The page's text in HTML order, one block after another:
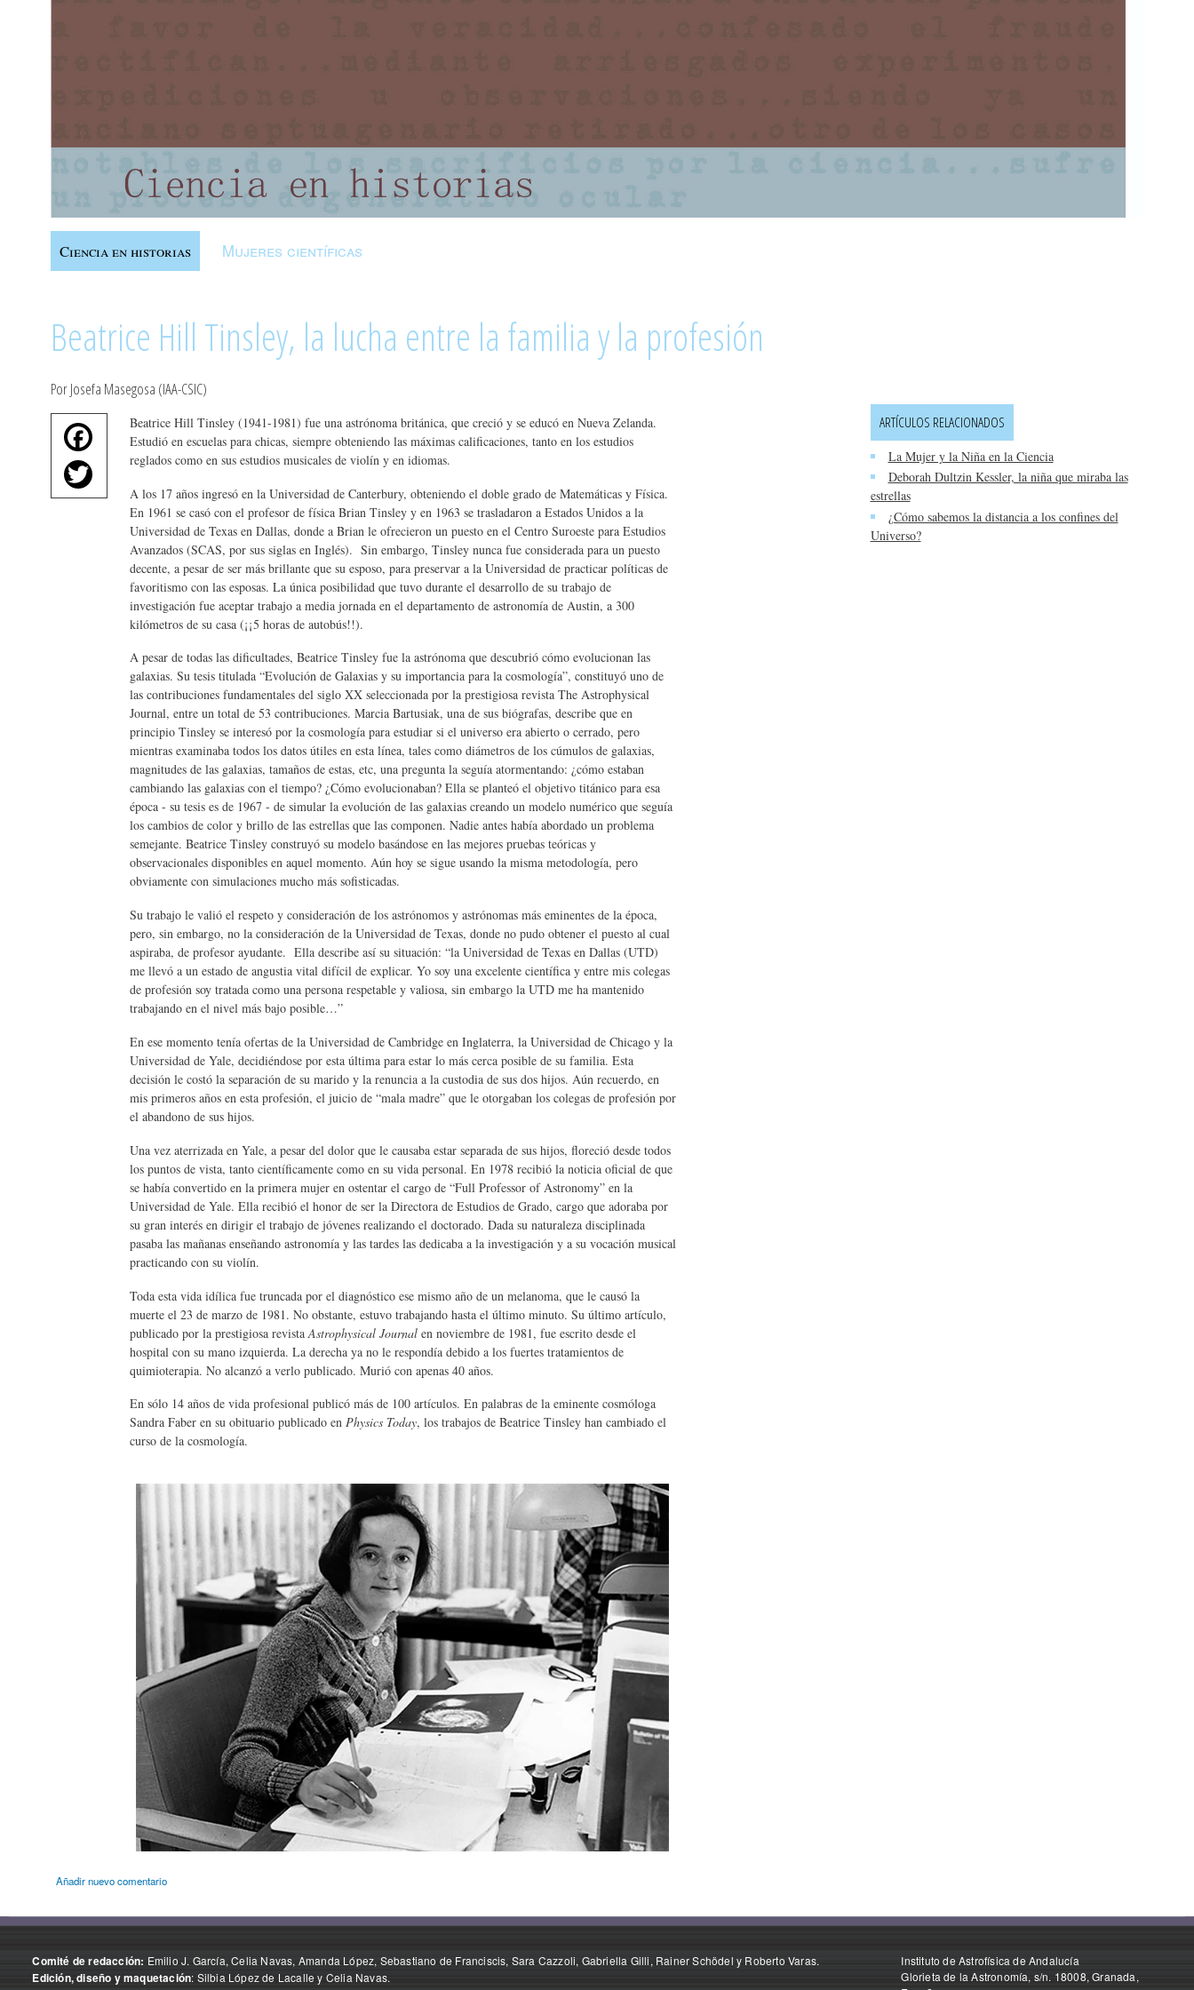
Ciencia en historias Mujeres científicas
Beatrice Hill Tinsley, la lucha entre la familia y la profesión
Por Josefa Masegosa (IAA-CSIC)
bo
wi
Beatrice Hill Tinsley (1941-1981) fue una astrónoma británica, que creció y se educó en Nueva Zelanda.
Estudió en escuelas para chicas, siempre obteniendo las máximas calificaciones, tanto en los estudios
reglados como en sus estudios musicales de violín y en idiomas.
A los 17 años ingresó en la Universidad de Canterbury, obteniendo el doble grado de Matemáticas y Física.
En 1961 se casó con el profesor de física Brian Tinsley y en 1963 se trasladaron a Estados Unidos a la
Universidad de Texas en Dallas, donde a Brian le ofrecieron un puesto en el Centro Suroeste para Estudios
Avanzados (SCAS, por sus siglas en Inglés). Sin embargo, Tinsley nunca fue considerada para un puesto
decente, a pesar de ser más brillante que su esposo, para preservar a la Universidad de practicar políticas de
favoritismo con las esposas. La única posibilidad que tuvo durante el desarrollo de su trabajo de
investigación fue aceptar trabajo a media jornada en el departamento de astronomía de Austin, a 300
kilómetros de su casa (¡¡5 horas de autobús!!).
A pesar de todas las dificultades, Beatrice Tinsley fue la astrónoma que descubrió cómo evolucionan las
galaxias. Su tesis titulada “Evolución de Galaxias y su importancia para la cosmología”, constituyó uno de
las contribuciones fundamentales del siglo XX seleccionada por la prestigiosa revista The Astrophysical
Journal, entre un total de 53 contribuciones. Marcia Bartusiak, una de sus biógrafas, describe que en
principio Tinsley se interesó por la cosmología para estudiar si el universo era abierto o cerrado, pero
mientras examinaba todos los datos útiles en esta línea, tales como diámetros de los cúmulos de galaxias,
magnitudes de las galaxias, tamaños de estas, etc, una pregunta la seguía atormentando: ¿cómo estaban
cambiando las galaxias con el tiempo? ¿Cómo evolucionaban? Ella se planteó el objetivo titánico para esa
época - su tesis es de 1967 - de simular la evolución de las galaxias creando un modelo numérico que seguía
los cambios de color y brillo de las estrellas que las componen. Nadie antes había abordado un problema
semejante. Beatrice Tinsley construyó su modelo basándose en las mejores pruebas teóricas y
observacionales disponibles en aquel momento. Aún hoy se sigue usando la misma metodología, pero
obviamente con simulaciones mucho más sofisticadas.
Su trabajo le valió el respeto y consideración de los astrónomos y astrónomas más eminentes de la época,
pero, sin embargo, no la consideración de la Universidad de Texas, donde no pudo obtener el puesto al cual
aspiraba, de profesor ayudante. Ella describe así su situación: “la Universidad de Texas en Dallas (UTD)
me llevó a un estado de angustia vital difícil de explicar. Yo soy una excelente científica y entre mis colegas
de profesión soy tratada como una persona respetable y valiosa, sin embargo la UTD me ha mantenido
trabajando en el nivel más bajo posible…”
En ese momento tenía ofertas de la Universidad de Cambridge en Inglaterra, la Universidad de Chicago y la
Universidad de Yale, decidiéndose por esta última para estar lo más cerca posible de su familia. Esta
decisión le costó la separación de su marido y la renuncia a la custodia de sus dos hijos. Aún recuerdo, en
mis primeros años en esta profesión, el juicio de “mala madre” que le otorgaban los colegas de profesión por
el abandono de sus hijos.
Una vez aterrizada en Yale, a pesar del dolor que le causaba estar separada de sus hijos, floreció desde todos
los puntos de vista, tanto científicamente como en su vida personal. En 1978 recibió la noticia oficial de que
se había convertido en la primera mujer en ostentar el cargo de “Full Professor of Astronomy” en la
Universidad de Yale. Ella recibió el honor de ser la Directora de Estudios de Grado, cargo que adoraba por
su gran interés en dirigir el trabajo de jóvenes realizando el doctorado. Dada su naturaleza disciplinada
pasaba las mañanas enseñando astronomía y las tardes las dedicaba a la investigación y a su vocación musical
practicando con su violín.
Toda esta vida idílica fue truncada por el diagnóstico ese mismo año de un melanoma, que le causó la
muerte el 23 de marzo de 1981. No obstante, estuvo trabajando hasta el último minuto. Su último artículo,
publicado por la prestigiosa revista Astrophysical Journal en noviembre de 1981, fue escrito desde el
hospital con su mano izquierda. La derecha ya no le respondía debido a los fuertes tratamientos de
quimioterapia. No alcanzó a verlo publicado. Murió con apenas 40 años.
En sólo 14 años de vida profesional publicó más de 100 artículos. En palabras de la eminente cosmóloga
Sandra Faber en su obituario publicado en Physics Today, los trabajos de Beatrice Tinsley han cambiado el
curso de la cosmología.
ARTÍCULOS RELACIONADOS
La Mujer y la Niña en la Ciencia
Deborah Dultzin Kessler, la niña que miraba las
estrellas
¿Cómo sabemos la distancia a los confines del
Universo?
Añadir nuevo comentario
Comité de redacción: Emilio J. García, Celia Navas, Amanda López, Sebastiano de Franciscis, Sara Cazzoli, Gabriella Gilli, Rainer Schödel y Roberto Varas.
Edición, diseño y maquetación: Silbia López de Lacalle y Celia Navas.
Instituto de Astrofísica de Andalucía
Glorieta de la Astronomía, s/n. 18008, Granada,